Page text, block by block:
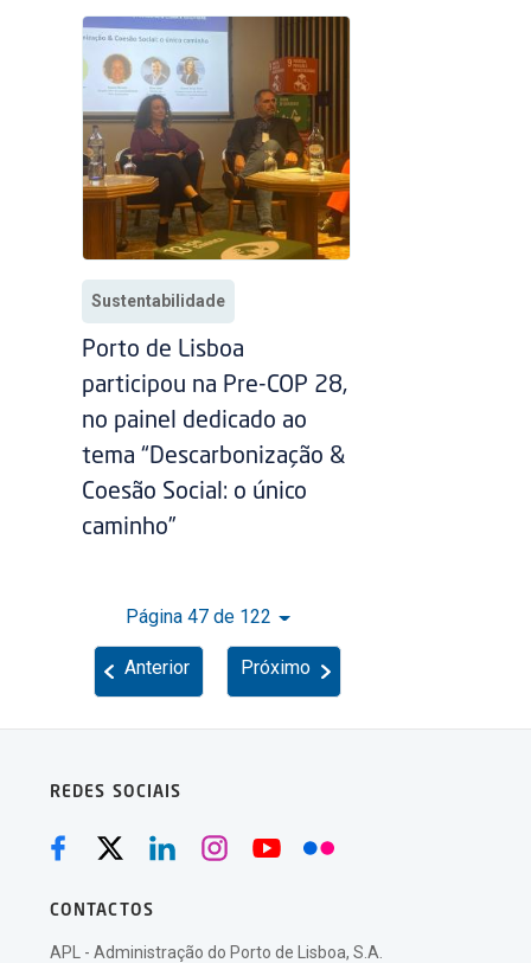
Sustentabilidade
Porto de Lisboa
participou na Pre-COP 28,
no painel dedicado ao
tema “Descarbonização &
Coesão Social: o único
caminho”
Página 47 de 122
Anterior Próximo
REDES SOCIAIS
CONTACTOS
APL - Administração do Porto de Lisboa, S.A.